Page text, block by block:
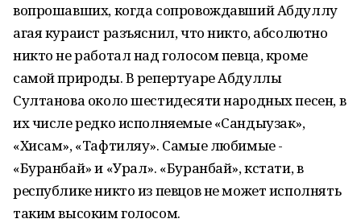
вопрошавших, когда сопровождавший Абдуллу
агая кураист разъяснил, что никто, абсолютно
никто не работал над голосом певца, кроме
самой природы. В репертуаре Абдуллы
Султанова около шестидесяти народных песен, в
их числе редко исполняемые «Сандыузак»,
«Хисам», «Тафтиляу». Самые любимые -
«Буранбай» и «Урал». «Буранбай», кстати, в
республике никто из певцов не может исполнять
таким высоким голосом.